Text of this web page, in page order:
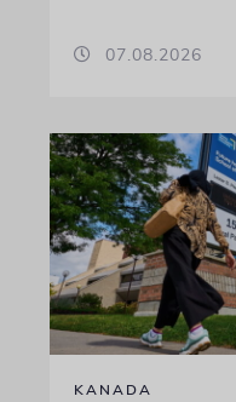
07.08.2026
KANADA